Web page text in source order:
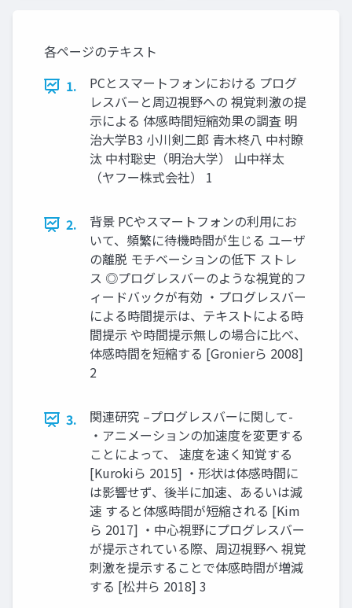
各ページのテキスト
1.
PCとスマートフォンにおける プログ
レスバーと周辺視野への 視覚刺激の提
示による 体感時間短縮効果の調査 明
治大学B3 小川剣二郎 青木柊八 中村瞭
汰 中村聡史（明治大学） 山中祥太
（ヤフー株式会社） 1
2.
背景 PCやスマートフォンの利用にお
いて、頻繁に待機時間が生じる ユーザ
の離脱 モチベーションの低下 ストレ
ス ◎プログレスバーのような視覚的フ
ィードバックが有効 ・プログレスバー
による時間提示は、テキストによる時
間提示 や時間提示無しの場合に比べ、
体感時間を短縮する [Gronierら 2008]
2
3.
関連研究 –プログレスバーに関して-
・アニメーションの加速度を変更する
ことによって、 速度を速く知覚する
[Kurokiら 2015] ・形状は体感時間に
は影響せず、後半に加速、あるいは減
速 すると体感時間が短縮される [Kim
ら 2017] ・中心視野にプログレスバー
が提示されている際、周辺視野へ 視覚
刺激を提示することで体感時間が増減
する [松井ら 2018] 3